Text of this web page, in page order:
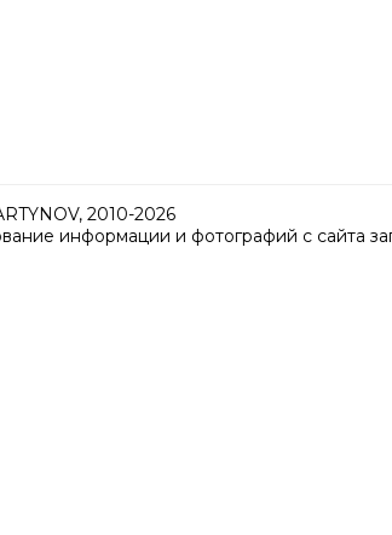
2010-2026
информации и фотографий с сайта